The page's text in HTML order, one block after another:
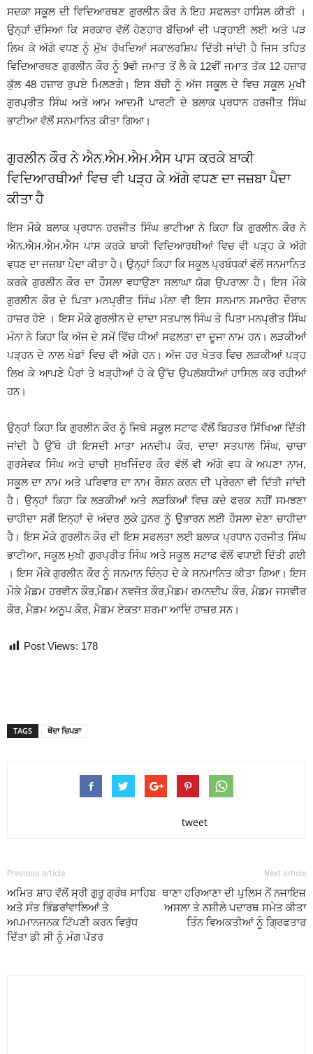
ਸਦਕਾ ਸਕੂਲ ਦੀ ਵਿਦਿਆਰਥਣ ਗੁਰਲੀਨ ਕੌਰ ਨੇ ਇਹ ਸਫਲਤਾ ਹਾਸਿਲ ਕੀਤੀ ।
ਉਨ੍ਹਾਂ ਦੱਸਿਆ ਕਿ ਸਰਕਾਰ ਵੱਲੋਂ ਹੋਣਹਾਰ ਬੱਚਿਆਂ ਦੀ ਪੜ੍ਹਾਈ ਲਈ ਅਤੇ ਪੜ
ਲਿਖ ਕੇ ਅੱਗੇ ਵਧਣ ਨੂੰ ਮੁੱਖ ਰੱਖਦਿਆਂ ਸਕਾਲਰਸ਼ਿਪ ਦਿੱਤੀ ਜਾਂਦੀ ਹੈ ਜਿਸ ਤਹਿਤ
ਵਿਦਿਆਰਥਣ ਗੁਰਲੀਨ ਕੌਰ ਨੂੰ 9ਵੀ ਜਮਾਤ ਤੋਂ ਲੈ ਕੇ 12ਵੀਂ ਜਮਾਤ ਤੱਕ 12 ਹਜ਼ਾਰ
ਕੁੱਲ 48 ਹਜ਼ਾਰ ਰੁਪਏ ਮਿਲਣਗੇ। ਇਸ ਬੱਚੀ ਨੂੰ ਅੱਜ ਸਕੂਲ ਦੇ ਵਿਚ ਸਕੂਲ ਮੁਖੀ
ਗੁਰਪ੍ਰੀਤ ਸਿੰਘ ਅਤੇ ਆਮ ਆਦਮੀ ਪਾਰਟੀ ਦੇ ਬਲਾਕ ਪ੍ਰਧਾਨ ਹਰਜੀਤ ਸਿੰਘ
ਭਾਟੀਆ ਵੱਲੋਂ ਸਨਮਾਨਿਤ ਕੀਤਾ ਗਿਆ।
ਗੁਰਲੀਨ ਕੌਰ ਨੇ ਐਨ.ਐਮ.ਐਮ.ਐਸ ਪਾਸ ਕਰਕੇ ਬਾਕੀ
ਵਿਦਿਆਰਥੀਆਂ ਵਿਚ ਵੀ ਪੜ੍ਹ ਕੇ ਅੱਗੇ ਵਧਣ ਦਾ ਜਜ਼ਬਾ ਪੈਦਾ
ਕੀਤਾ ਹੈ
ਇਸ ਮੌਕੇ ਬਲਾਕ ਪ੍ਰਧਾਨ ਹਰਜੀਤ ਸਿੰਘ ਭਾਟੀਆ ਨੇ ਕਿਹਾ ਕਿ ਗੁਰਲੀਨ ਕੌਰ ਨੇ
ਐਨ.ਐਮ.ਐਮ.ਐਸ ਪਾਸ ਕਰਕੇ ਬਾਕੀ ਵਿਦਿਆਰਥੀਆਂ ਵਿਚ ਵੀ ਪੜ੍ਹ ਕੇ ਅੱਗੇ
ਵਧਣ ਦਾ ਜਜ਼ਬਾ ਪੈਦਾ ਕੀਤਾ ਹੈ। ਉਨ੍ਹਾਂ ਕਿਹਾ ਕਿ ਸਕੂਲ ਪ੍ਰਬੰਧਕਾਂ ਵੱਲੋਂ ਸਨਮਾਨਿਤ
ਕਰਕੇ ਗੁਰਲੀਨ ਕੌਰ ਦਾ ਹੌਸਲਾ ਵਧਾਉਣਾ ਸਲਾਘਾ ਯੋਗ ਉਪਰਾਲਾ ਹੈ। ਇਸ ਮੌਕੇ
ਗੁਰਲੀਨ ਕੌਰ ਦੇ ਪਿਤਾ ਮਨਪ੍ਰੀਤ ਸਿੰਘ ਮੰਨਾ ਵੀ ਇਸ ਸਨਮਾਨ ਸਮਾਰੋਹ ਦੌਰਾਨ
ਹਾਜ਼ਰ ਹੋਏ । ਇਸ ਮੌਕੇ ਗੁਰਲੀਨ ਦੇ ਦਾਦਾ ਸਤਪਾਲ ਸਿੰਘ ਤੇ ਪਿਤਾ ਮਨਪ੍ਰੀਤ ਸਿੰਘ
ਮੰਨਾ ਨੇ ਕਿਹਾ ਕਿ ਅੱਜ ਦੇ ਸਮੇਂ ਵਿੱਚ ਧੀਆਂ ਸਫਲਤਾ ਦਾ ਦੂਜਾ ਨਾਮ ਹਨ। ਲੜਕੀਆਂ
ਪੜ੍ਹਨ ਦੇ ਨਾਲ ਖੇਡਾਂ ਵਿਚ ਵੀ ਅੱਗੇ ਹਨ। ਅੱਜ ਹਰ ਖੇਤਰ ਵਿਚ ਲੜਕੀਆਂ ਪੜ੍ਹ
ਲਿਖ ਕੇ ਆਪਣੇ ਪੈਰਾਂ ਤੇ ਖੜ੍ਹੀਆਂ ਹੋ ਕੇ ਉੱਚ ਉਪਲੱਬਧੀਆਂ ਹਾਸਿਲ ਕਰ ਰਹੀਆਂ
ਹਨ।
ਉਨ੍ਹਾਂ ਕਿਹਾ ਕਿ ਗੁਰਲੀਨ ਕੌਰ ਨੂੰ ਜਿਥੇ ਸਕੂਲ ਸਟਾਫ ਵੱਲੋਂ ਬਿਹਤਰ ਸਿੱਖਿਆ ਦਿੱਤੀ
ਜਾਂਦੀ ਹੈ ਉੱਥੇ ਹੀ ਇਸਦੀ ਮਾਤਾ ਮਨਦੀਪ ਕੌਰ, ਦਾਦਾ ਸਤਪਾਲ ਸਿੰਘ, ਚਾਚਾ
ਗੁਰਸੇਵਕ ਸਿੰਘ ਅਤੇ ਚਾਚੀ ਸੁਖਜਿੰਦਰ ਕੌਰ ਵੱਲੋਂ ਵੀ ਅੱਗੇ ਵਧ ਕੇ ਅਪਣਾ ਨਾਮ,
ਸਕੂਲ ਦਾ ਨਾਮ ਅਤੇ ਪਰਿਵਾਰ ਦਾ ਨਾਮ ਰੌਸ਼ਨ ਕਰਨ ਦੀ ਪ੍ਰੇਰਨਾ ਵੀ ਦਿੱਤੀ ਜਾਂਦੀ
ਹੈ। ਉਨ੍ਹਾਂ ਕਿਹਾ ਕਿ ਲੜਕੀਆਂ ਅਤੇ ਲੜਕਿਆਂ ਵਿਚ ਕਦੇ ਫਰਕ ਨਹੀਂ ਸਮਝਣਾ
ਚਾਹੀਦਾ ਸਗੋਂ ਇਨ੍ਹਾਂ ਦੇ ਅੰਦਰ ਲੁਕੇ ਹੁਨਰ ਨੂੰ ਉਭਾਰਨ ਲਈ ਹੌਸਲਾ ਦੇਣਾ ਚਾਹੀਦਾ
ਹੈ। ਇਸ ਮੌਕੇ ਗੁਰਲੀਨ ਕੌਰ ਦੀ ਇਸ ਸਫਲਤਾ ਲਈ ਬਲਾਕ ਪ੍ਰਧਾਨ ਹਰਜੀਤ ਸਿੰਘ
ਭਾਟੀਆ, ਸਕੂਲ ਮੁਖੀ ਗੁਰਪ੍ਰੀਤ ਸਿੰਘ ਅਤੇ ਸਕੂਲ ਸਟਾਫ ਵੱਲੋਂ ਵਧਾਈ ਦਿੱਤੀ ਗਈ
। ਇਸ ਮੌਕੇ ਗੁਰਲੀਨ ਕੌਰ ਨੂੰ ਸਨਮਾਨ ਚਿੰਨ੍ਹ ਦੇ ਕੇ ਸਨਮਾਨਿਤ ਕੀਤਾ ਗਿਆ। ਇਸ
ਮੌਕੇ ਮੈਡਮ ਹਰਵੀਨ ਕੌਰ,ਮੈਡਮ ਨਵਜੋਤ ਕੌਰ,ਮੈਡਮ ਰਮਨਦੀਪ ਕੌਰ, ਮੈਡਮ ਜਸਵੀਰ
ਕੌਰ, ਮੈਡਮ ਅਨੂਪ ਕੌਰ, ਮੈਡਮ ਏਕਤਾ ਸ਼ਰਮਾ ਆਦਿ ਹਾਜ਼ਰ ਸਨ।
Post Views: 178
TAGS ਥੇਂਦਾ ਚਿਪੜਾ
tweet
Previous article
ਅਮਿਤ ਸ਼ਾਹ ਵੱਲੋਂ ਸ੍ਰੀ ਗੁਰੂ ਗ੍ਰੰਥ ਸਾਹਿਬ
ਅਤੇ ਸੰਤ ਭਿੰਡਰਾਂਵਾਲਿਆਂ ਤੇ
ਅਪਮਾਨਜਨਕ ਟਿੱਪਣੀ ਕਰਨ ਵਿਰੁੱਧ
ਦਿੱਤਾ ਡੀ ਸੀ ਨੂੰ ਮੰਗ ਪੱਤਰ
Next article
ਥਾਣਾ ਹਰਿਆਣਾ ਦੀ ਪੁਲਿਸ ਨੇਂ ਨਜਾਇਜ਼
ਅਸਲਾ ਤੇ ਨਸ਼ੀਲੇ ਪਦਾਰਥ ਸਮੇਤ ਕੀਤਾ
ਤਿੰਨ ਵਿਅਕਤੀਆਂ ਨੂੰ ਗ੍ਰਿਫਤਾਰ